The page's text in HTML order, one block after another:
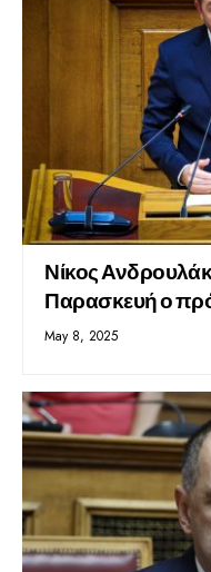
Νίκος
Παρασκευή ο
May 8, 2025